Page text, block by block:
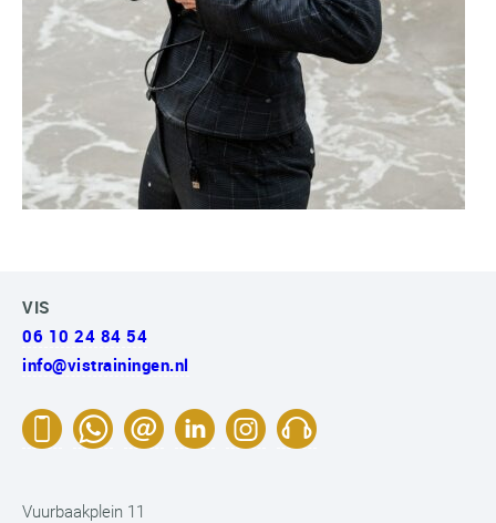
VIS
06 10 24 84 54
info@vistrainingen.nl
Vuurbaakplein 11